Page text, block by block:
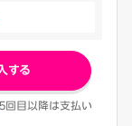
する
回目以降は支払い